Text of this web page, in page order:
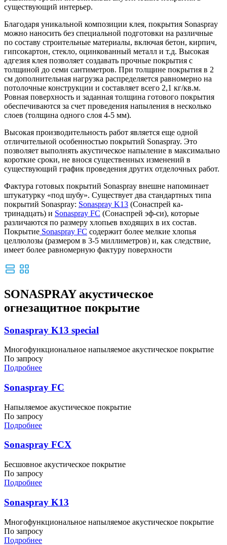
существующий интерьер.
Благодаря уникальной композиции клея, покрытия Sonaspray
можно наносить без специальной подготовки на различные
по составу строительные материалы, включая бетон, кирпич,
гипсокартон, стекло, оцинкованный металл и т.д. Высокая
адгезия клея позволяет создавать прочные покрытия с
толщиной до семи сантиметров. При толщине покрытия в 2
см дополнительная нагрузка распределяется равномерно на
потолочные конструкции и составляет всего 2,1 кг/кв.м.
Ровная поверхность и заданная толщина готового покрытия
обеспечиваются за счет проведения напыления в несколько
слоев (толщина одного слоя 4-5 мм).
Высокая производительность работ является еще одной
отличительной особенностью покрытий Sonaspray. Это
позволяет выполнять акустическое напыление в максимально
короткие сроки, не внося существенных изменений в
существующий график проведения других отделочных работ.
Фактура готовых покрытий Sonaspray внешне напоминает
штукатурку «под шубу». Существует два стандартных типа
покрытий Sonaspray: Sonaspray K13 (Сонаспрей ка-
тринадцать) и Sonaspray FC (Сонаспрей эф-си), которые
различаются по размеру хлопьев входящих в их состав.
Покрытие Sonaspray FC содержит более мелкие хлопья
целлюлозы (размером в 3-5 миллиметров) и, как следствие,
имеет более равномерную фактуру поверхности
SONASPRAY акустическое
огнезащитное покрытие
Sonaspray K13 special
Многофункциональное напыляемое акустическое покрытие
По запросу
Подробнее
Sonaspray FC
Напыляемое акустическое покрытие
По запросу
Подробнее
Sonaspray FCX
Бесшовное акустическое покрытие
По запросу
Подробнее
Sonaspray K13
Многофункциональное напыляемое акустическое покрытие
По запросу
Подробнее